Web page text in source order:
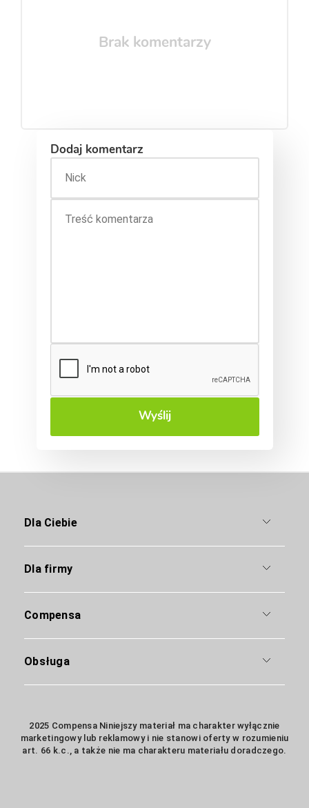
Brak komentarzy
Dodaj komentarz
Wyślij
Dla Ciebie
Dla firmy
Compensa
Obsługa
2025 Compensa Niniejszy materiał ma charakter wyłącznie
marketingowy lub reklamowy i nie stanowi oferty w rozumieniu
art. 66 k.c., a także nie ma charakteru materiału doradczego.